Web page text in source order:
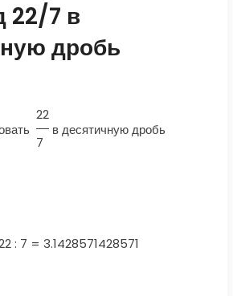
22/7 в
дробь
22
7
в десятичную дробь
: 7 = 3.1428571428571